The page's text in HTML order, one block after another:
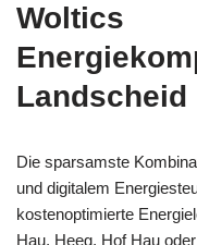
Woltics
Landscheid
Die sparsamste
und digitalem
kostenoptimierte
Hau, Heeg, Hof Hau